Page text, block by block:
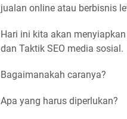
jualan online atau berbisnis
Hari ini kita akan
dan Taktik SEO media sosial.
Bagaimanakah caranya?
Apa yang harus diperlukan?